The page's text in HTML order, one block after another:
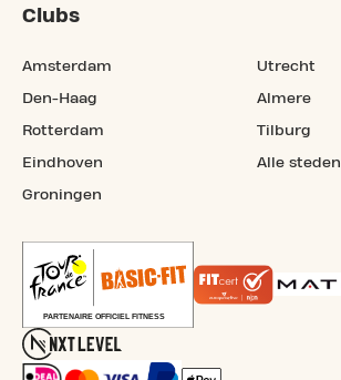
Clubs
Amsterdam
Den-Haag
Rotterdam
Eindhoven
Groningen
Utrecht
Almere
Tilburg
Alle steden